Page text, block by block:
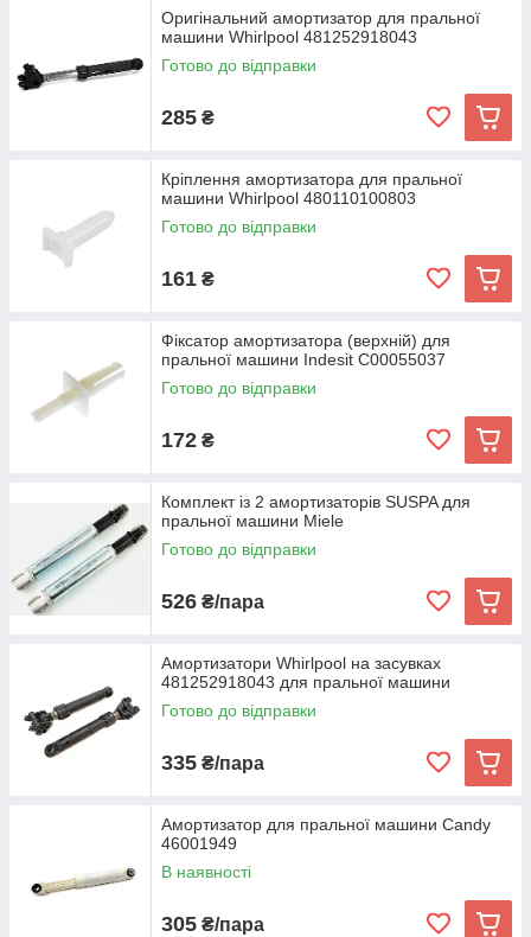
Оригінальний амортизатор для пральної
машини Whirlpool 481252918043
Готово до відправки
285 ₴
Кріплення амортизатора для пральної
машини Whirlpool 480110100803
Готово до відправки
161 ₴
Фіксатор амортизатора (верхній) для
пральної машини Indesit C00055037
Готово до відправки
172 ₴
Комплект із 2 амортизаторів SUSPA для
пральної машини Miele
Готово до відправки
526 ₴/пара
Амортизатори Whirlpool на засувках
481252918043 для пральної машини
Готово до відправки
335 ₴/пара
Амортизатор для пральної машини Candy
46001949
В наявності
305 ₴/пара